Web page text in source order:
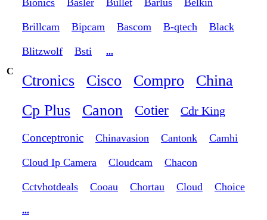
Bionics Basler Bullet Barlus Belkin
Brillcam Bipcam Bascom B-qtech Black
Blitzwolf Bsti
...
C
Ctronics Cisco Compro
China
Cp Plus
Canon Cotier Cdr King
Conceptronic Chinavasion Cantonk Camhi
Cloud Ip Camera Cloudcam Chacon
Cctvhotdeals Cooau Chortau Cloud Choice
...